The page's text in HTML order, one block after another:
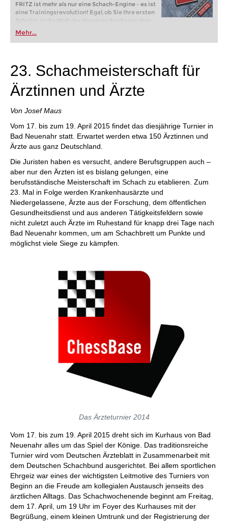
FRITZ ist mehr als nur eine Schach-Engine – es ist
eine Trainingsrevolution! Egal, ob Sie Ihre ersten
Schritte in die Welt des Vereinsschachs machen
oder bereits auf Turnierniveau spielen: Mit
FRITZ trainieren Sie effizienter, intelligenter und
individueller als je zuvor.
Mehr...
23. Schachmeisterschaft für
Ärztinnen und Ärzte
Von Josef Maus
Vom 17. bis zum 19. April 2015 findet das diesjährige Turnier in
Bad Neuenahr statt. Erwartet werden etwa 150 Ärztinnen und
Ärzte aus ganz Deutschland.
Die Juristen haben es versucht, andere Berufsgruppen auch –
aber nur den Ärzten ist es bislang gelungen, eine
berufsständische Meisterschaft im Schach zu etablieren. Zum
23. Mal in Folge werden Krankenhausärzte und
Niedergelassene, Ärzte aus der Forschung, dem öffentlichen
Gesundheitsdienst und aus anderen Tätigkeitsfeldern sowie
nicht zuletzt auch Ärzte im Ruhestand für knapp drei Tage nach
Bad Neuenahr kommen, um am Schachbrett um Punkte und
möglichst viele Siege zu kämpfen.
Das Ärzteturnier 2014
Vom 17. bis zum 19. April 2015 dreht sich im Kurhaus von Bad
Neuenahr alles um das Spiel der Könige. Das traditionsreiche
Turnier wird vom Deutschen Ärzteblatt in Zusammenarbeit mit
dem Deutschen Schachbund ausgerichtet. Bei allem sportlichen
Ehrgeiz war eines der wichtigsten Leitmotive des Turniers von
Beginn an die Freude am kollegialen Austausch jenseits des
ärztlichen Alltags. Das Schachwochenende beginnt am Freitag,
dem 17. April, um 19 Uhr im Foyer des Kurhauses mit der
Begrüßung, einem kleinen Umtrunk und der Registrierung der